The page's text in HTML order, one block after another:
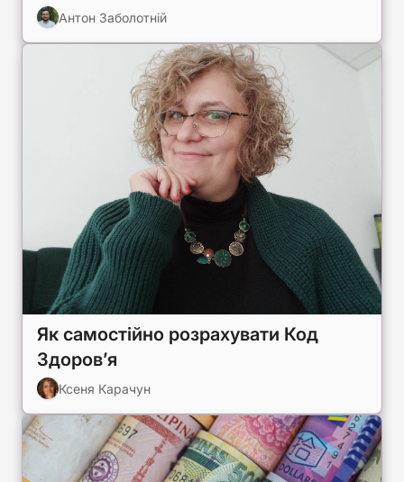
Антон Заболотній
Як самостійно розрахувати Код
Здоров’я
Ксеня Карачун